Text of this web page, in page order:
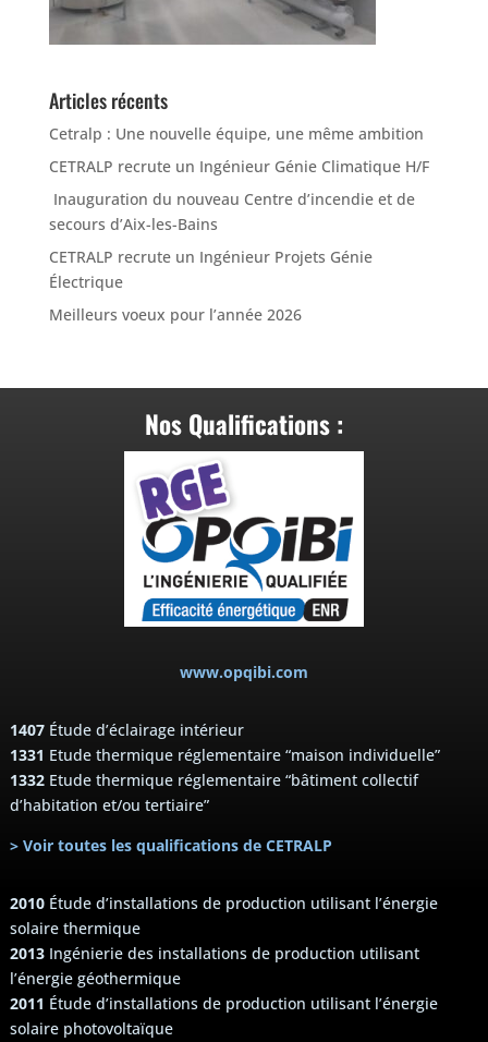
Articles récents
Cetralp : Une nouvelle équipe, une même ambition
CETRALP recrute un Ingénieur Génie Climatique H/F
Inauguration du nouveau Centre d’incendie et de
secours d’Aix-les-Bains
CETRALP recrute un Ingénieur Projets Génie
Électrique
Meilleurs voeux pour l’année 2026
Nos Qualifications :
www.opqibi.com
1407Étude d’éclairage intérieur
1331 Etude thermique réglementaire “maison individuelle”
1332Etude thermique réglementaire “bâtiment collectif
d’habitation et/ou tertiaire”
> Voir toutes les qualifications de CETRALP
2010Étude d’installations de production utilisant l’énergie
solaire thermique
2013Ingénierie des installations de production utilisant
l’énergie géothermique
2011 Étude d’installations de production utilisant l’énergie
solaire photovoltaïque